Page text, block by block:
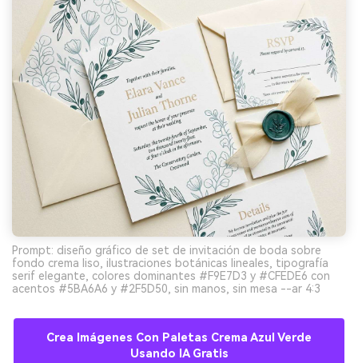
Prompt: diseño gráfico de set de invitación de boda sobre
fondo crema liso, ilustraciones botánicas lineales, tipografía
serif elegante, colores dominantes #F9E7D3 y #CFEDE6 con
acentos #5BA6A6 y #2F5D50, sin manos, sin mesa --ar 4:3
Crea Imágenes Con Paletas Crema Azul Verde
Usando IA Gratis